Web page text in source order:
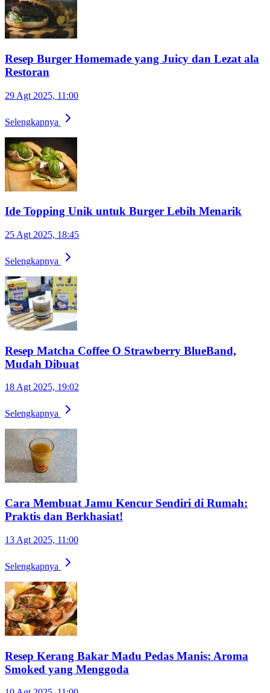
Resep Burger Homemade yang Juicy dan Lezat ala
Restoran
29 Agt 2025, 11:00
Selengkapnya
Ide Topping Unik untuk Burger Lebih Menarik
25 Agt 2025, 18:45
Selengkapnya
Resep Matcha Coffee O Strawberry BlueBand,
Mudah Dibuat
18 Agt 2025, 19:02
Selengkapnya
Cara Membuat Jamu Kencur Sendiri di Rumah:
Praktis dan Berkhasiat!
13 Agt 2025, 11:00
Selengkapnya
Resep Kerang Bakar Madu Pedas Manis: Aroma
Smoked yang Menggoda